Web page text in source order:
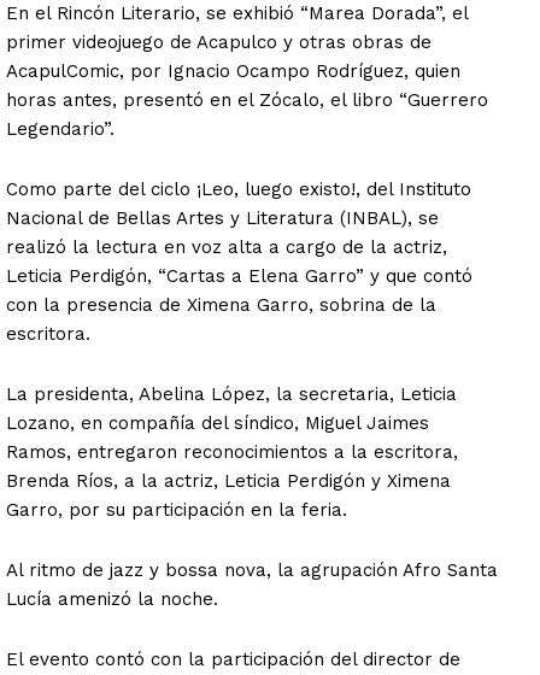
En el Rincón Literario, se exhibió “Marea Dorada”, el
primer videojuego de Acapulco y otras obras de
AcapulComic, por Ignacio Ocampo Rodríguez, quien
horas antes, presentó en el Zócalo, el libro “Guerrero
Legendario”.
Como parte del ciclo ¡Leo, luego existo!, del Instituto
Nacional de Bellas Artes y Literatura (INBAL), se
realizó la lectura en voz alta a cargo de la actriz,
Leticia Perdigón, “Cartas a Elena Garro” y que contó
con la presencia de Ximena Garro, sobrina de la
escritora.
La presidenta, Abelina López, la secretaria, Leticia
Lozano, en compañía del síndico, Miguel Jaimes
Ramos, entregaron reconocimientos a la escritora,
Brenda Ríos, a la actriz, Leticia Perdigón y Ximena
Garro, por su participación en la feria.
Al ritmo de jazz y bossa nova, la agrupación Afro Santa
Lucía amenizó la noche.
El evento contó con la participación del director de